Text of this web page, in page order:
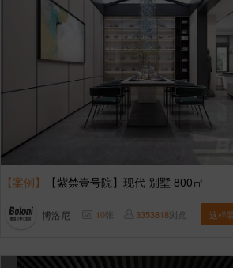
【案例】 【紫禁壹号院】现代 别墅 800㎡
博洛尼 10张 3353818浏览 这样